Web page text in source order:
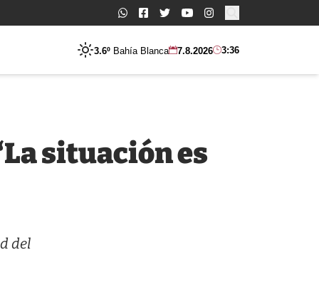
Buscar:
3.6º Bahía Blanca 7.8.2026 3:36
situación es
del